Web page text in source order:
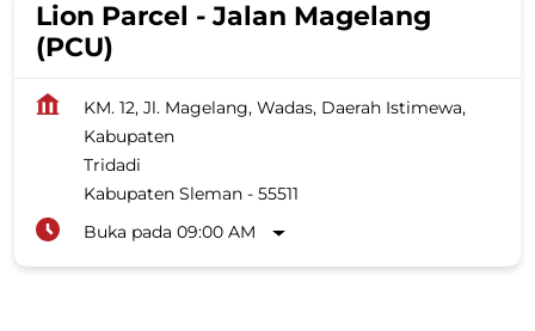
Lion Parcel - Jalan Magelang
(PCU)
KM. 12, Jl. Magelang, Wadas, Daerah Istimewa,
Kabupaten
Tridadi
Kabupaten Sleman - 55511
Buka pada 09:00 AM